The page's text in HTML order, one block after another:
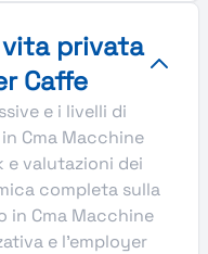
privata
Caffe
e i livelli di
Cma Macchine
e valutazioni dei
completa sulla
in Cma Macchine
e l’employer